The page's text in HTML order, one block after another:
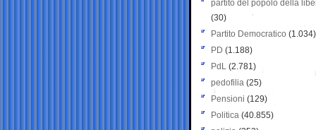
partito del popolo della
(30)
Partito Democratico (1.034)
PD (1.188)
PdL (2.781)
pedofilia (25)
Pensioni (129)
Politica (40.855)